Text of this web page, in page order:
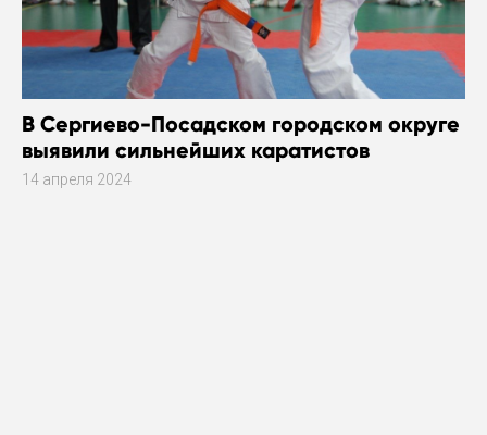
В Сергиево-Посадском городском округе
выявили сильнейших каратистов
14 апреля 2024